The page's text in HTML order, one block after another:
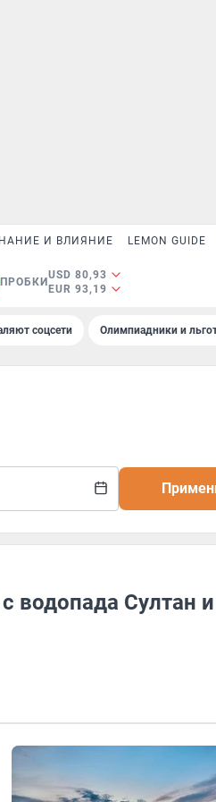
И ВЛИЯНИЕ LEMON GUIDE
ПРОБКИ
USD 80,93
EUR 93,19
соцсети Олимпиадники и
водопада Султан и